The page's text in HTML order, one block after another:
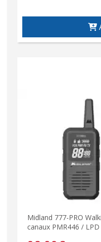
Midland 777-PRO
canaux PMR446 / LPD